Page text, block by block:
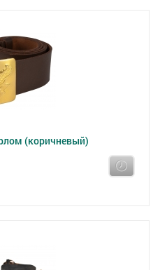
(коричневый)